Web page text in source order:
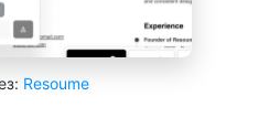
Resoume